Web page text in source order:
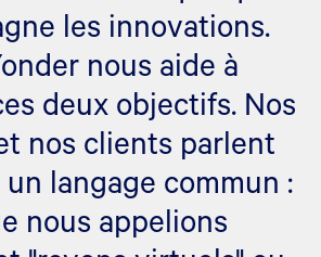
les innovations.
nous aide à
deux objectifs. Nos
nos clients parlent
langage commun :
nous appelions